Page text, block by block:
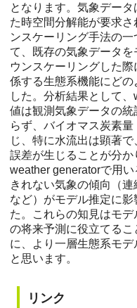
となります。気象デー
た時空間分解能が要求
ンスケーリング手法の
て、既存の気象データ
ウンスケーリングした
係する生態系機能にど
した。分析結果として
値は観測気象データの
らず、バイオマス炭素
じ、特に水流出は顕著
誤差が生じることが分か
weather generatorで用
きれない気象の傾向（
など）がモデル推定に
た。これらの知見はモ
の将来予測に役立てる
に、より一層生態系モ
と思います。
リンク